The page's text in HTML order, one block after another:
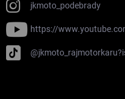
jkmoto_podebrady
https://